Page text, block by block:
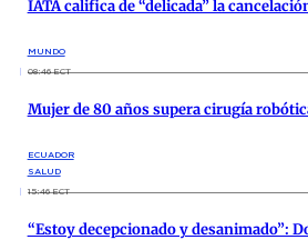
IATA califica de “delicada” la
MUNDO
08:46 ECT
Mujer de 80 años supera cirugía
ECUADOR
SALUD
15:46 ECT
“Estoy decepcionado y desanimado”: